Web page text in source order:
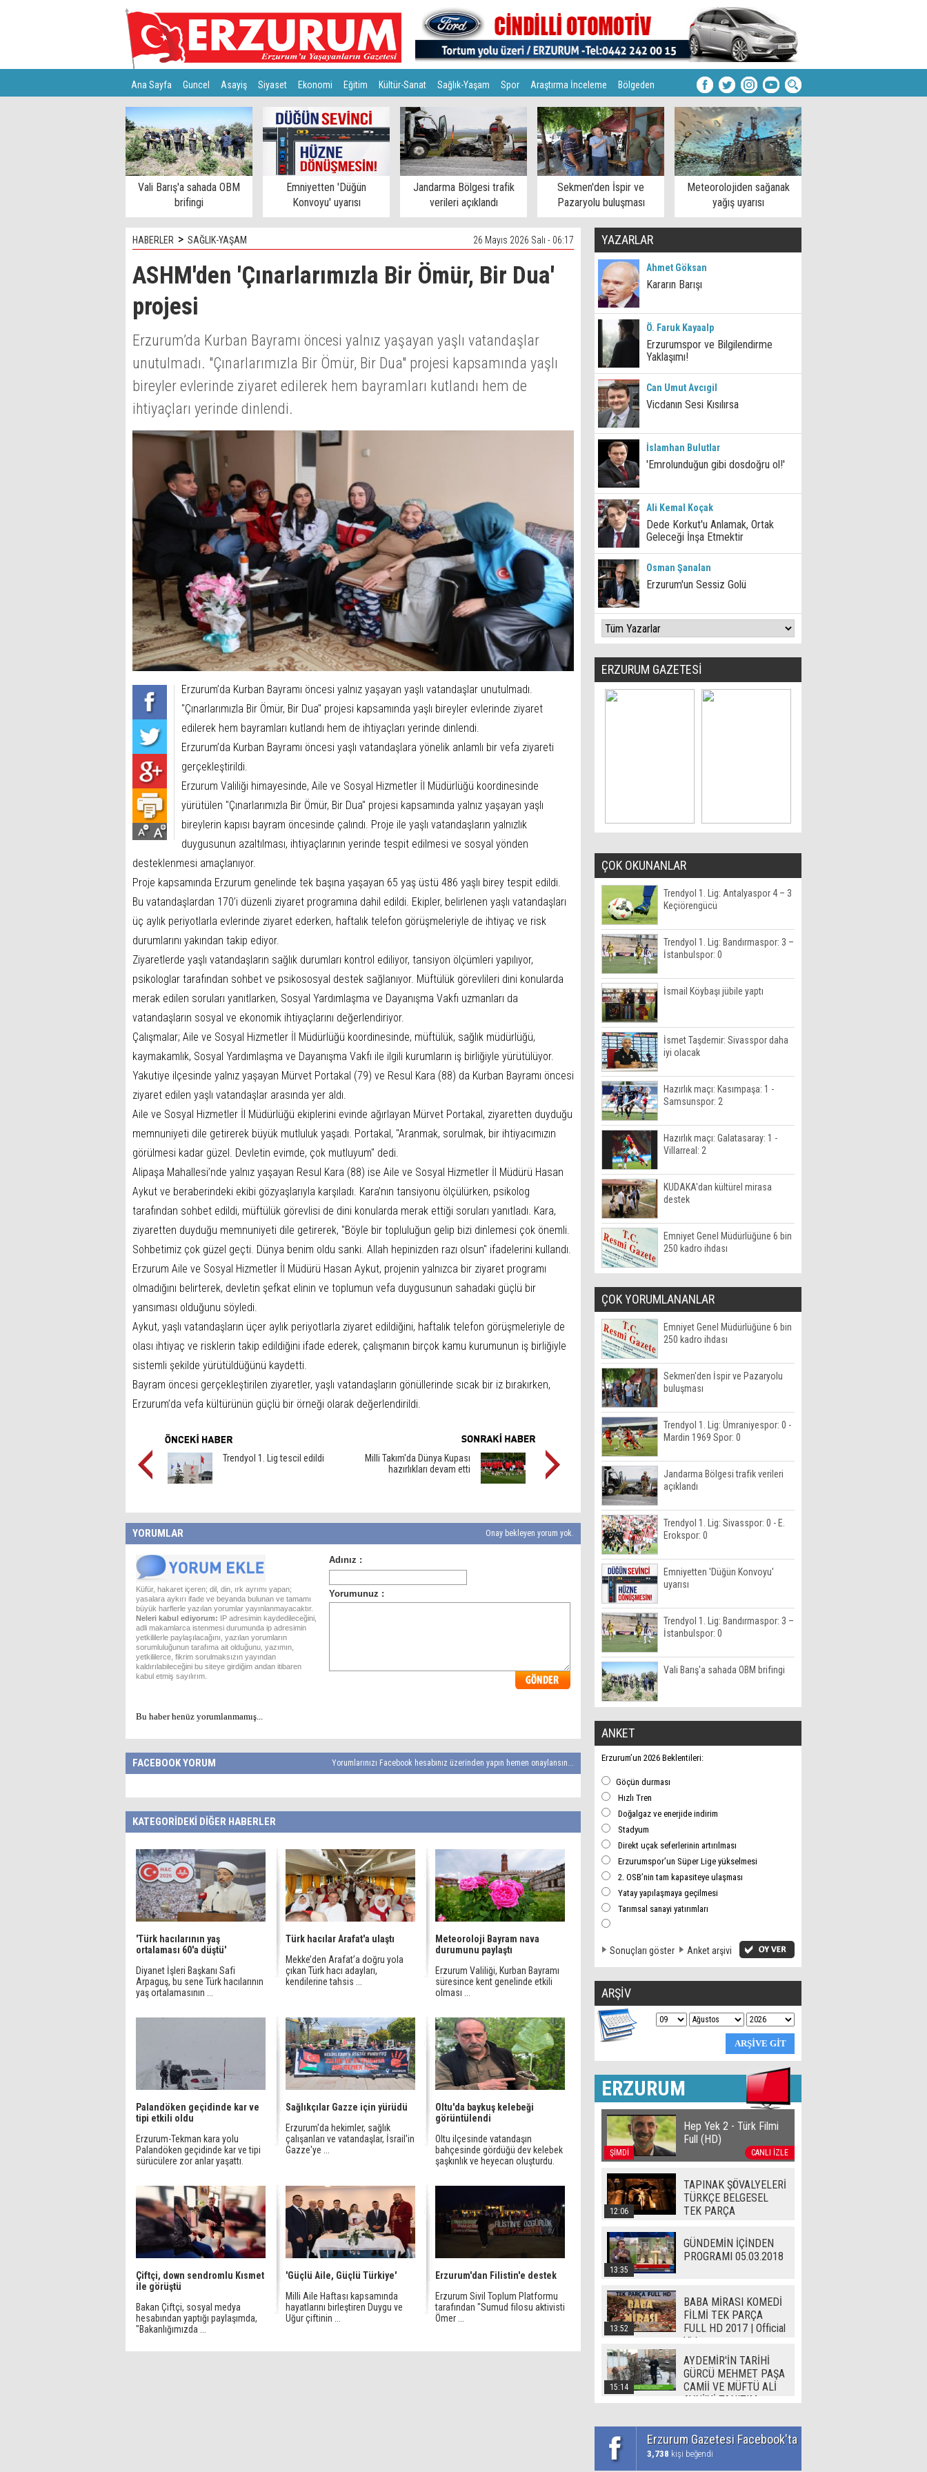
Ana Sayfa Guncel Asayiş Siyaset Ekonomi Eğitim Kültür-Sanat Sağlık-Yaşam Spor Araştırma İnceleme Bölgeden
Teknoloji
Vali Barış'a sahada OBM
brifingi
Emniyetten 'Düğün
Konvoyu' uyarısı
Jandarma Bölgesi trafik
verileri açıklandı
Sekmen'den İspir ve
Pazaryolu buluşması
Meteorolojiden sağanak
yağış uyarısı
HABERLER > SAĞLIK-YAŞAM 26 Mayıs 2026 Salı - 06:17
ASHM'den 'Çınarlarımızla Bir Ömür, Bir Dua'
projesi
Erzurum’da Kurban Bayramı öncesi yalnız yaşayan yaşlı vatandaşlar
unutulmadı. "Çınarlarımızla Bir Ömür, Bir Dua" projesi kapsamında yaşlı
bireyler evlerinde ziyaret edilerek hem bayramları kutlandı hem de
ihtiyaçları yerinde dinlendi.
Erzurum’da Kurban Bayramı öncesi yalnız yaşayan yaşlı vatandaşlar unutulmadı.
"Çınarlarımızla Bir Ömür, Bir Dua" projesi kapsamında yaşlı bireyler evlerinde ziyaret
edilerek hem bayramları kutlandı hem de ihtiyaçları yerinde dinlendi.
Erzurum’da Kurban Bayramı öncesi yaşlı vatandaşlara yönelik anlamlı bir vefa ziyareti
gerçekleştirildi.
Erzurum Valiliği himayesinde, Aile ve Sosyal Hizmetler İl Müdürlüğü koordinesinde
yürütülen "Çınarlarımızla Bir Ömür, Bir Dua" projesi kapsamında yalnız yaşayan yaşlı
bireylerin kapısı bayram öncesinde çalındı. Proje ile yaşlı vatandaşların yalnızlık
duygusunun azaltılması, ihtiyaçlarının yerinde tespit edilmesi ve sosyal yönden
desteklenmesi amaçlanıyor.
Proje kapsamında Erzurum genelinde tek başına yaşayan 65 yaş üstü 486 yaşlı birey tespit edildi.
Bu vatandaşlardan 170’i düzenli ziyaret programına dahil edildi. Ekipler, belirlenen yaşlı vatandaşları
üç aylık periyotlarla evlerinde ziyaret ederken, haftalık telefon görüşmeleriyle de ihtiyaç ve risk
durumlarını yakından takip ediyor.
Ziyaretlerde yaşlı vatandaşların sağlık durumları kontrol ediliyor, tansiyon ölçümleri yapılıyor,
psikologlar tarafından sohbet ve psikososyal destek sağlanıyor. Müftülük görevlileri dini konularda
merak edilen soruları yanıtlarken, Sosyal Yardımlaşma ve Dayanışma Vakfı uzmanları da
vatandaşların sosyal ve ekonomik ihtiyaçlarını değerlendiriyor.
Çalışmalar; Aile ve Sosyal Hizmetler İl Müdürlüğü koordinesinde, müftülük, sağlık müdürlüğü,
kaymakamlık, Sosyal Yardımlaşma ve Dayanışma Vakfı ile ilgili kurumların iş birliğiyle yürütülüyor.
Yakutiye ilçesinde yalnız yaşayan Mürvet Portakal (79) ve Resul Kara (88) da Kurban Bayramı öncesi
ziyaret edilen yaşlı vatandaşlar arasında yer aldı.
Aile ve Sosyal Hizmetler İl Müdürlüğü ekiplerini evinde ağırlayan Mürvet Portakal, ziyaretten duyduğu
memnuniyeti dile getirerek büyük mutluluk yaşadı. Portakal, "Aranmak, sorulmak, bir ihtiyacımızın
görülmesi kadar güzel. Devletin evimde, çok mutluyum" dedi.
Alipaşa Mahallesi’nde yalnız yaşayan Resul Kara (88) ise Aile ve Sosyal Hizmetler İl Müdürü Hasan
Aykut ve beraberindeki ekibi gözyaşlarıyla karşıladı. Kara’nın tansiyonu ölçülürken, psikolog
tarafından sohbet edildi, müftülük görevlisi de dini konularda merak ettiği soruları yanıtladı. Kara,
ziyaretten duyduğu memnuniyeti dile getirerek, "Böyle bir topluluğun gelip bizi dinlemesi çok önemli.
Sohbetimiz çok güzel geçti. Dünya benim oldu sanki. Allah hepinizden razı olsun" ifadelerini kullandı.
Erzurum Aile ve Sosyal Hizmetler İl Müdürü Hasan Aykut, projenin yalnızca bir ziyaret programı
olmadığını belirterek, devletin şefkat elinin ve toplumun vefa duygusunun sahadaki güçlü bir
yansıması olduğunu söyledi.
Aykut, yaşlı vatandaşların üçer aylık periyotlarla ziyaret edildiğini, haftalık telefon görüşmeleriyle de
olası ihtiyaç ve risklerin takip edildiğini ifade ederek, çalışmanın birçok kamu kurumunun iş birliğiyle
sistemli şekilde yürütüldüğünü kaydetti.
Bayram öncesi gerçekleştirilen ziyaretler, yaşlı vatandaşların gönüllerinde sıcak bir iz bırakırken,
Erzurum’da vefa kültürünün güçlü bir örneği olarak değerlendirildi.
Trendyol 1. Lig tescil edildi
Milli Takım'da Dünya Kupası
hazırlıkları devam etti
YORUMLAR Onay bekleyen yorum yok.
Küfür, hakaret içeren; dil, din, ırk ayrımı yapan;
yasalara aykırı ifade ve beyanda bulunan ve tamamı
büyük harflerle yazılan yorumlar yayınlanmayacaktır.
Neleri kabul ediyorum: IP adresimin kaydedileceğini,
adli makamlarca istenmesi durumunda ip adresimin
yetkililerle paylaşılacağını, yazılan yorumların
sorumluluğunun tarafıma ait olduğunu, yazımın,
yetkililerce, fikrim sorulmaksızın yayından
kaldırılabileceğini bu siteye girdiğim andan itibaren
kabul etmiş sayılırım.
Bu haber henüz yorumlanmamış...
FACEBOOK YORUM Yorumlarınızı Facebook hesabınız üzerinden yapın hemen onaylansın...
KATEGORİDEKİ DİĞER HABERLER
'Türk hacılarının yaş
ortalaması 60'a düştü'
Diyanet İşleri Başkanı Safi
Arpaguş, bu sene Türk hacılarının
yaş ortalamasının ...
Türk hacılar Arafat'a ulaştı
Mekke’den Arafat’a doğru yola
çıkan Türk hacı adayları,
kendilerine tahsis ...
Meteoroloji Bayram nava
durumunu paylaştı
Erzurum Valiliği, Kurban Bayramı
süresince kent genelinde etkili
olması ...
Palandöken geçidinde kar ve
tipi etkili oldu
Erzurum-Tekman kara yolu
Palandöken geçidinde kar ve tipi
sürücülere zor anlar yaşattı.
Sağlıkçılar Gazze için yürüdü
Erzurum'da hekimler, sağlık
çalışanları ve vatandaşlar, İsrail'in
Gazze'ye ...
Oltu'da baykuş kelebeği
görüntülendi
Oltu ilçesinde vatandaşın
bahçesinde gördüğü dev kelebek
şaşkınlık ve heyecan oluşturdu.
Çiftçi, down sendromlu Kısmet
ile görüştü
Bakan Çiftçi, sosyal medya
hesabından yaptığı paylaşımda,
"Bakanlığımızda ...
'Güçlü Aile, Güçlü Türkiye'
Milli Aile Haftası kapsamında
hayatlarını birleştiren Duygu ve
Uğur çiftinin ...
Erzurum'dan Filistin'e destek
Erzurum Sivil Toplum Platformu
tarafından "Sumud filosu aktivisti
Ömer ...
YAZARLAR
Ahmet Göksan
Kararın Barışı
Ö. Faruk Kayaalp
Erzurumspor ve Bilgilendirme
Yaklaşımı!
Can Umut Avcıgil
Vicdanın Sesi Kısılırsa
İslamhan Bulutlar
'Emrolunduğun gibi dosdoğru ol!'
Ali Kemal Koçak
Dede Korkut'u Anlamak, Ortak
Geleceği İnşa Etmektir
Osman Şanalan
Erzurum'un Sessiz Golü
ERZURUM GAZETESİ
ÇOK OKUNANLAR
Trendyol 1. Lig: Antalyaspor 4 – 3
Keçiörengücü
Trendyol 1. Lig: Bandırmaspor: 3 –
İstanbulspor: 0
İsmail Köybaşı jübile yaptı
İsmet Taşdemir: Sivasspor daha
iyi olacak
Hazırlık maçı: Kasımpaşa: 1 -
Samsunspor: 2
Hazırlık maçı: Galatasaray: 1 -
Villarreal: 2
KUDAKA'dan kültürel mirasa
destek
Emniyet Genel Müdürlüğüne 6 bin
250 kadro ihdası
ÇOK YORUMLANANLAR
Emniyet Genel Müdürlüğüne 6 bin
250 kadro ihdası
Sekmen'den İspir ve Pazaryolu
buluşması
Trendyol 1. Lig: Ümraniyespor: 0 -
Mardin 1969 Spor: 0
Jandarma Bölgesi trafik verileri
açıklandı
Trendyol 1. Lig: Sivasspor: 0 - E.
Erokspor: 0
Emniyetten 'Düğün Konvoyu'
uyarısı
Trendyol 1. Lig: Bandırmaspor: 3 –
İstanbulspor: 0
Vali Barış'a sahada OBM brifingi
ANKET
Erzurum’un 2026 Beklentileri:
Göçün durması
Hızlı Tren
Doğalgaz ve enerjide indirim
Stadyum
Direkt uçak seferlerinin artırılması
Erzurumspor’un Süper Lige yükselmesi
2. OSB’nin tam kapasiteye ulaşması
Yatay yapılaşmaya geçilmesi
Tarımsal sanayi yatırımları
Sonuçları göster Anket arşivi
ARŞİV
ERZURUM
ŞİMDİ CANLI İZLE
Hep Yek 2 - Türk Filmi
Full (HD)
12:06
TAPINAK ŞÖVALYELERİ
TÜRKÇE BELGESEL
TEK PARÇA
13:35
GÜNDEMİN İÇİNDEN
PROGRAMI 05.03.2018
13:52
BABA MİRASI KOMEDİ
FİLMİ TEK PARÇA
FULL HD 2017 | Official
Video
15:14
AYDEMİR'İN TARİHİ
GÜRCÜ MEHMET PAŞA
CAMİİ VE MÜFTÜ ALİ
AVNİ'Yİ TANITIM
Erzurum Gazetesi Facebook'ta
3,738 kişi beğendi